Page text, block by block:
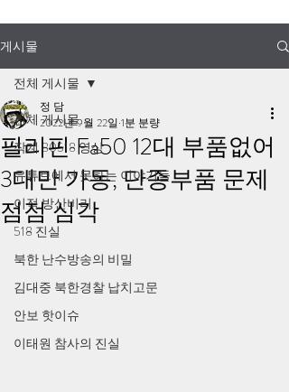
게시물
전체 게시물
작계 80518 영상
유튜브에서 못하는 이야기들
이적 방산비리
518 진실
북한 난수방송의 비밀
김대중 북한경찰 납치고문
안보 핫이슈
이태원 참사의 진실
전체 게시물
필리핀 Fa50 12대 부품없어
3대만 가동, 단종부품 문제
점점 심각
정 담
2022년 9월 22일 1분 분량